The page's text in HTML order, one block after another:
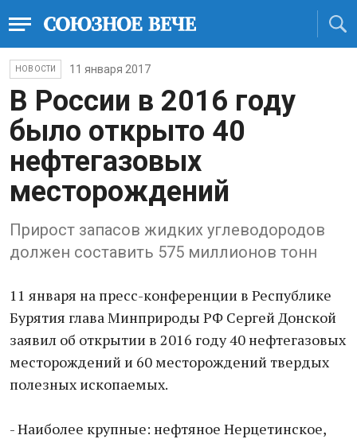
НОВОСТИ 11 января 2017
В России в 2016 году
было открыто 40
нефтегазовых
месторождений
Прирост запасов жидких углеводородов
должен составить 575 миллионов тонн
11 января на пресс-конференции в Республике
Бурятия глава Минприроды РФ Сергей Донской
заявил об открытии в 2016 году 40 нефтегазовых
месторождений и 60 месторождений твердых
полезных ископаемых.
- Наиболее крупные: нефтяное Нерцетинское,